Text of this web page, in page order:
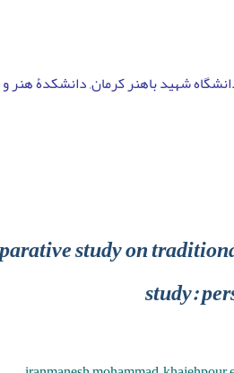
شهید باهنر کرمان, دانشکدۀ هنر
study on
study: